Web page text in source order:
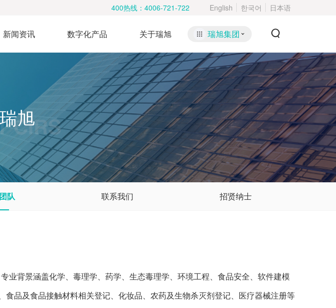
400热线： 4006-721-722 English 한국어 日本语
新闻资讯 数字化产品 关于瑞旭 瑞旭集团
旭
CIRS
队 联系我们 招贤纳士
背景涵盖化学、毒理学、药学、生态毒理学、环境工程、食品安全、软件建模
品及食品接触材料相关登记、化妆品、农药及生物杀灭剂登记、医疗器械注册等